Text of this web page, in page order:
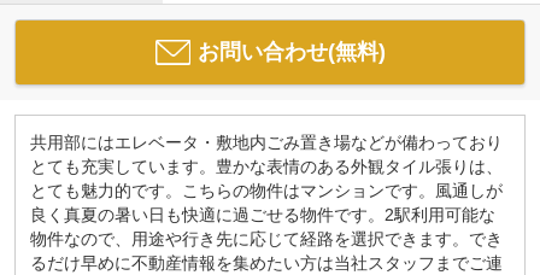
お問い合わせ(無料)
共用部にはエレベータ・敷地内ごみ置き場などが備わっており
とても充実しています。豊かな表情のある外観タイル張りは、
とても魅力的です。こちらの物件はマンションです。風通しが
良く真夏の暑い日も快適に過ごせる物件です。2駅利用可能な
物件なので、用途や行き先に応じて経路を選択できます。でき
るだけ早めに不動産情報を集めたい方は当社スタッフまでご連